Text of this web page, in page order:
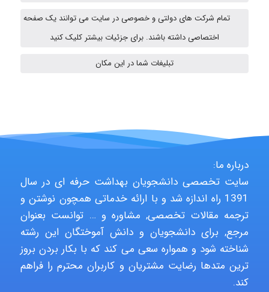
A.balandeh
Jafar Tym
aghajari vahid
Poubakhtiari
تمام شرکت های دولتی و خصوصی در سایت می توانند یک صفحه
اختصاصی داشته باشند. برای جزئیات بیشتر کلیک کنید
تبلیغات شما در این مکان
درباره ما:
سایت تخصصی دانشجویان بهداشت حرفه ای در سال
1391 راه اندازه شد و با ارائه خدماتی همچون نوشتن و
ترجمه مقالات تخصصی, مشاوره و … توانست بعنوان
مرجع, برای دانشجویان و دانش آموختگان این رشته
شناخته شود و همواره سعی می کند که با بکار بردن بروز
ترین متدها رضایت مشتریان و کاربران محترم را فراهم
کند.